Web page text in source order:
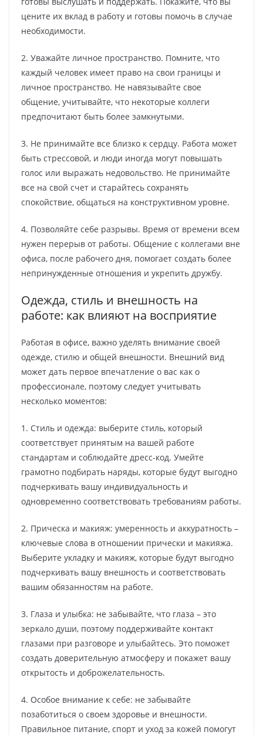
цените их вклад в работу и готовы помочь в случае
необходимости.
2. Уважайте личное пространство. Помните, что
каждый человек имеет право на свои границы и
личное пространство. Не навязывайте свое
общение, учитывайте, что некоторые коллеги
предпочитают быть более замкнутыми.
3. Не принимайте все близко к сердцу. Работа может
быть стрессовой, и люди иногда могут повышать
голос или выражать недовольство. Не принимайте
все на свой счет и старайтесь сохранять
спокойствие, общаться на конструктивном уровне.
4. Позволяйте себе разрывы. Время от времени всем
нужен перерыв от работы. Общение с коллегами вне
офиса, после рабочего дня, помогает создать более
непринужденные отношения и укрепить дружбу.
Одежда, стиль и внешность на
работе: как влияют на восприятие
Работая в офисе, важно уделять внимание своей
одежде, стилю и общей внешности. Внешний вид
может дать первое впечатление о вас как о
профессионале, поэтому следует учитывать
несколько моментов:
1. Стиль и одежда: выберите стиль, который
соответствует принятым на вашей работе
стандартам и соблюдайте дресс-код. Умейте
грамотно подбирать наряды, которые будут выгодно
подчеркивать вашу индивидуальность и
одновременно соответствовать требованиям работы.
2. Прическа и макияж: умеренность и аккуратность –
ключевые слова в отношении прически и макияжа.
Выберите укладку и макияж, которые будут выгодно
подчеркивать вашу внешность и соответствовать
вашим обязанностям на работе.
3. Глаза и улыбка: не забывайте, что глаза – это
зеркало души, поэтому поддерживайте контакт
глазами при разговоре и улыбайтесь. Это поможет
создать доверительную атмосферу и покажет вашу
открытость и доброжелательность.
4. Особое внимание к себе: не забывайте
позаботиться о своем здоровье и внешности.
Правильное питание, спорт и уход за кожей помогут